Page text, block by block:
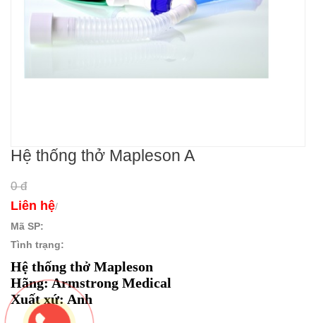
Hệ thống thở Mapleson A
0 đ
Liên hệ/
Mã SP:
Tình trạng:
Hệ thống thở Mapleson
Hãng: Armstrong Medical
Xuất xứ: Anh